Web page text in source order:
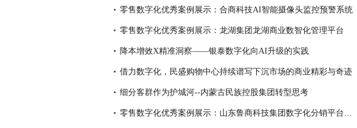
零售数字化优秀案例展示：合商科技AI智能摄像头监控预警系统
零售数字化优秀案例展示：龙湖集团龙湖商业数智化管理平台
降本增效X精准洞察——银泰数字化向AI升级的实践
借力数字化，民盛购物中心持续谱写下沉市场的商业精彩与奇迹
细分客群作为护城河--内蒙古民族控股集团转型思考
零售数字化优秀案例展示：山东鲁商科技集团数字化分销平台驱动营销策略变革